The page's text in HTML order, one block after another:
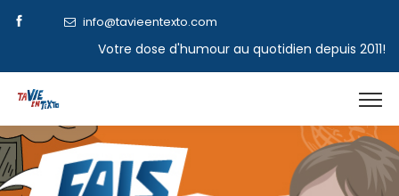
info@tavieentexto.com
Votre dose d'humour au quotidien depuis 2011!